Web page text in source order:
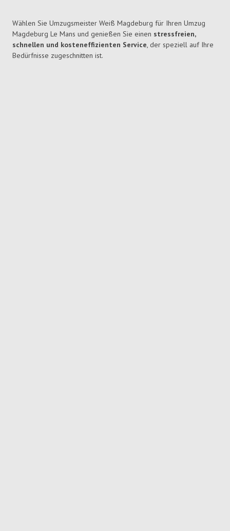
Wählen Sie Umzugsmeister Weiß Magdeburg für Ihren Umzug
Magdeburg Le Mans und genießen Sie einen stressfreien,
schnellen und kosteneffizienten Service, der speziell auf Ihre
Bedürfnisse zugeschnitten ist.